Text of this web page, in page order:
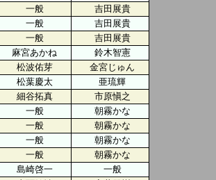
一般
吉田展貴
一般
吉田展貴
一般
吉田展貴
麻宮あかね
鈴木智憲
松波佑芽
金宮じゅん
松葉慶太
亜琉輝
細谷拓真
市原愼之
一般
朝霧かな
一般
朝霧かな
一般
朝霧かな
一般
朝霧かな
島崎啓一
一般